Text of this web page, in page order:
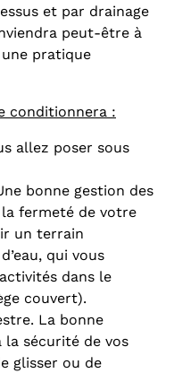
et par drainage
peut-être à
une pratique
conditionnera :
allez poser sous
bonne gestion des
fermeté de votre
un terrain
qui vous
dans le
couvert).
La bonne
la sécurité de vos
glisser ou de